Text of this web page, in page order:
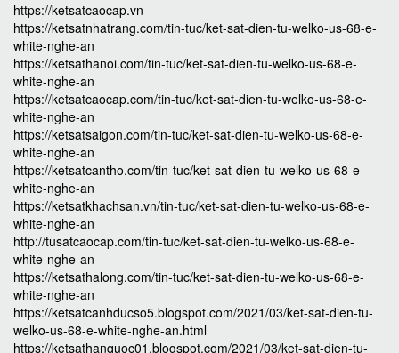
https://ketsatcaocap.vn
https://ketsatnhatrang.com/tin-tuc/ket-sat-dien-tu-welko-us-68-e-
white-nghe-an
https://ketsathanoi.com/tin-tuc/ket-sat-dien-tu-welko-us-68-e-
white-nghe-an
https://ketsatcaocap.com/tin-tuc/ket-sat-dien-tu-welko-us-68-e-
white-nghe-an
https://ketsatsaigon.com/tin-tuc/ket-sat-dien-tu-welko-us-68-e-
white-nghe-an
https://ketsatcantho.com/tin-tuc/ket-sat-dien-tu-welko-us-68-e-
white-nghe-an
https://ketsatkhachsan.vn/tin-tuc/ket-sat-dien-tu-welko-us-68-e-
white-nghe-an
http://tusatcaocap.com/tin-tuc/ket-sat-dien-tu-welko-us-68-e-
white-nghe-an
https://ketsathalong.com/tin-tuc/ket-sat-dien-tu-welko-us-68-e-
white-nghe-an
https://ketsatcanhducso5.blogspot.com/2021/03/ket-sat-dien-tu-
welko-us-68-e-white-nghe-an.html
https://ketsathanquoc01.blogspot.com/2021/03/ket-sat-dien-tu-